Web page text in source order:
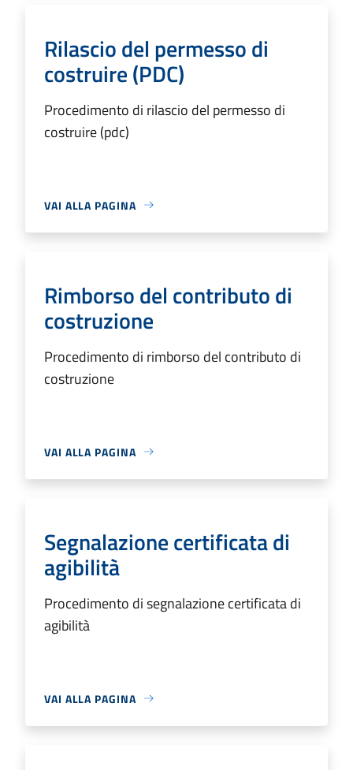
Rilascio del permesso di
costruire (PDC)
Procedimento di rilascio del permesso di
costruire (pdc)
VAI ALLA PAGINA
Rimborso del contributo di
costruzione
Procedimento di rimborso del contributo di
costruzione
VAI ALLA PAGINA
Segnalazione certificata di
agibilità
Procedimento di segnalazione certificata di
agibilità
VAI ALLA PAGINA